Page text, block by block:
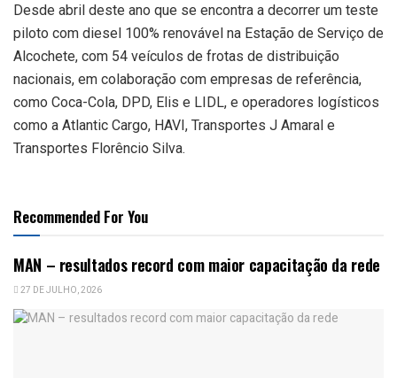
Desde abril deste ano que se encontra a decorrer um teste
piloto com diesel 100% renovável na Estação de Serviço de
Alcochete, com 54 veículos de frotas de distribuição
nacionais, em colaboração com empresas de referência,
como Coca-Cola, DPD, Elis e LIDL, e operadores logísticos
como a Atlantic Cargo, HAVI, Transportes J Amaral e
Transportes Florêncio Silva.
Recommended For You
MAN – resultados record com maior capacitação da rede
27 DE JULHO, 2026